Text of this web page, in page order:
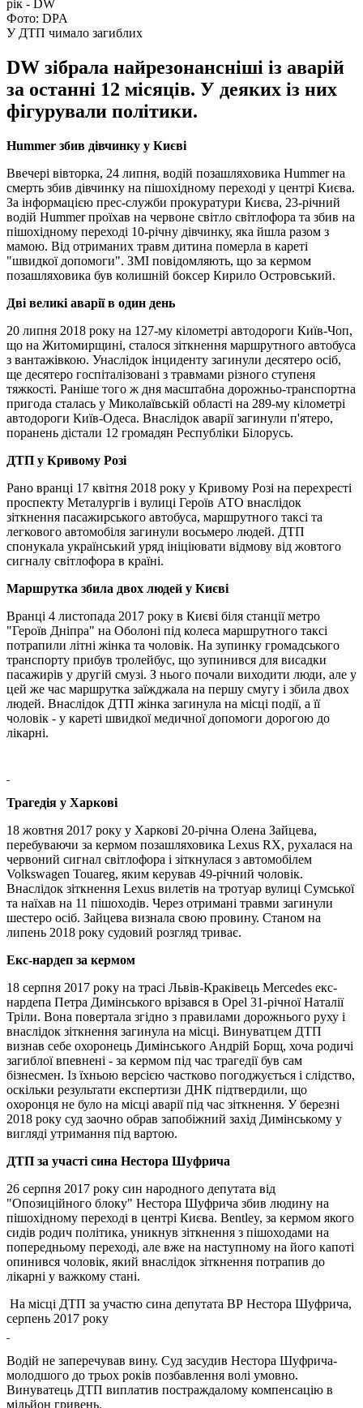
Фото: DPA
У ДТП чимало загиблих
DW зібрала найрезонансніші із аварій
за останні 12 місяців. У деяких із них
фігурували політики.
Hummer збив дівчинку у Києві
Ввечері вівторка, 24 липня, водій позашляховика Hummer на
смерть збив дівчинку на пішохідному переході у центрі Києва.
За інформацією прес-служби прокуратури Києва, 23-річний
водій Hummer проїхав на червоне світло світлофора та збив на
пішохідному переході 10-річну дівчинку, яка йшла разом з
мамою. Від отриманих травм дитина померла в кареті
"швидкої допомоги". ЗМІ повідомляють, що за кермом
позашляховика був колишній боксер Кирило Островський.
Дві великі аварії в один день
20 липня 2018 року на 127-му кілометрі автодороги Київ-Чоп,
що на Житомирщині, сталося зіткнення маршрутного автобуса
з вантажівкою. Унаслідок інциденту загинули десятеро осіб,
ще десятеро госпіталізовані з травмами різного ступеня
тяжкості. Раніше того ж дня масштабна дорожньо-транспортна
пригода сталась у Миколаївській області на 289-му кілометрі
автодороги Київ-Одеса. Внаслідок аварії загинули п'ятеро,
поранень дістали 12 громадян Республіки Білорусь.
ДТП у Кривому Розі
Рано вранці 17 квітня 2018 року у Кривому Розі на перехресті
проспекту Металургів і вулиці Героїв АТО внаслідок
зіткнення пасажирського автобуса, маршрутного таксі та
легкового автомобіля загинули восьмеро людей. ДТП
спонукала український уряд ініціювати відмову від жовтого
сигналу світлофора в країні.
Маршрутка збила двох людей у Києві
Вранці 4 листопада 2017 року в Києві біля станції метро
"Героїв Дніпра" на Оболоні під колеса маршрутного таксі
потрапили літні жінка та чоловік. На зупинку громадського
транспорту прибув тролейбус, що зупинився для висадки
пасажирів у другій смузі. З нього почали виходити люди, але у
цей же час маршрутка заїжджала на першу смугу і збила двох
людей. Внаслідок ДТП жінка загинула на місці події, а її
чоловік - у кареті швидкої медичної допомоги дорогою до
лікарні.
Трагедія у Харкові
18 жовтня 2017 року у Харкові 20-річна Олена Зайцева,
перебуваючи за кермом позашляховика Lexus RX, рухалася на
червоний сигнал світлофора і зіткнулася з автомобілем
Volkswagen Touareg, яким керував 49-річний чоловік.
Внаслідок зіткнення Lexus вилетів на тротуар вулиці Сумської
та наїхав на 11 пішоходів. Через отримані травми загинули
шестеро осіб. Зайцева визнала свою провину. Станом на
липень 2018 року судовий розгляд триває.
Екс-нардеп за кермом
18 серпня 2017 року на трасі Львів-Краківець Mercedes екс-
нардепа Петра Димінського врізався в Opel 31-річної Наталії
Тріли. Вона повертала згідно з правилами дорожнього руху і
внаслідок зіткнення загинула на місці. Винуватцем ДТП
визнав себе охоронець Димінського Андрій Борщ, хоча родичі
загиблої впевнені - за кермом під час трагедії був сам
бізнесмен. Із їхньою версією частково погоджується і слідство,
оскільки результати експертизи ДНК підтвердили, що
охоронця не було на місці аварії під час зіткнення. У березні
2018 року суд заочно обрав запобіжний захід Димінському у
вигляді утримання під вартою.
ДТП за участі сина Нестора Шуфрича
26 серпня 2017 року син народного депутата від
"Опозиційного блоку" Нестора Шуфрича збив людину на
пішохідному переході в центрі Києва. Bentley, за кермом якого
сидів родич політика, уникнув зіткнення з пішоходами на
попередньому переході, але вже на наступному на його капоті
опинився чоловік, який внаслідок зіткнення потрапив до
лікарні у важкому стані.
На місці ДТП за участю сина депутата ВР Нестора Шуфрича,
серпень 2017 року
Водій не заперечував вину. Суд засудив Нестора Шуфрича-
молодшого до трьох років позбавлення волі умовно.
Винуватець ДТП виплатив постраждалому компенсацію в
мільйон гривень.